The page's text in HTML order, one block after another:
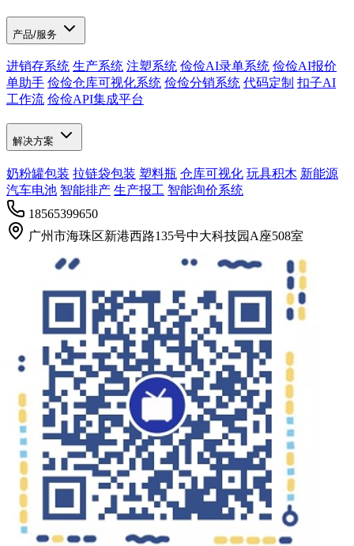
产品/服务
进销存系统 生产系统 注塑系统 俭俭AI录单系统 俭俭AI报价
单助手 俭俭仓库可视化系统 俭俭分销系统 代码定制 扣子AI
工作流 俭俭API集成平台
解决方案
奶粉罐包装 拉链袋包装 塑料瓶 仓库可视化 玩具积木 新能源
汽车电池 智能排产 生产报工 智能询价系统
18565399650
广州市海珠区新港西路135号中大科技园A座508室